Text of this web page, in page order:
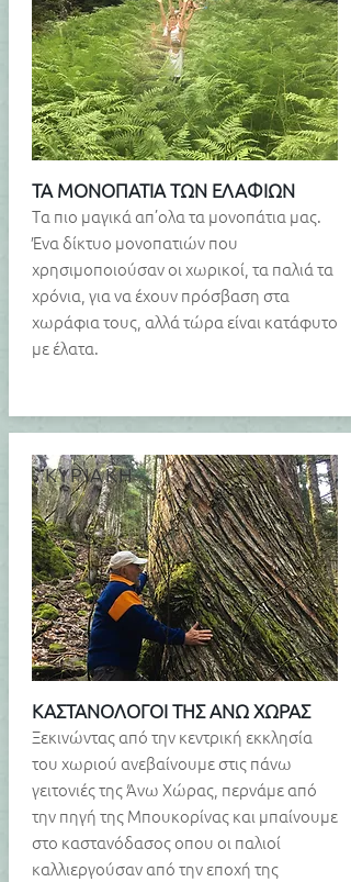
ΤΑ ΜΟΝΟΠΑΤΙΑ ΤΩΝ ΕΛΑΦΙΩΝ
​​Tα πιο μαγικά απ’ολα τα μονοπάτια μας.
Ένα δίκτυο μονοπατιών που
χρησιμοποιούσαν οι χωρικοί, τα παλιά τα
χρόνια, για να έχουν πρόσβαση στα
χωράφια τους, αλλά τώρα είναι κατάφυτο
με έλατα.
ΚΥΡΙΑΚΗ
ΚΑΣΤΑΝΟΛΟΓΟΙ ΤΗΣ ΑΝΩ ΧΩΡΑΣ
​Ξεκινώντας από την κεντρική εκκλησία
του χωριού ανεβαίνουμε στις πάνω
γειτονιές της Άνω Χώρας, περνάμε από
την πηγή της Μπουκορίνας και μπαίνουμε
στο καστανόδασος οπου οι παλιοί
καλλιεργούσαν από την εποχή της